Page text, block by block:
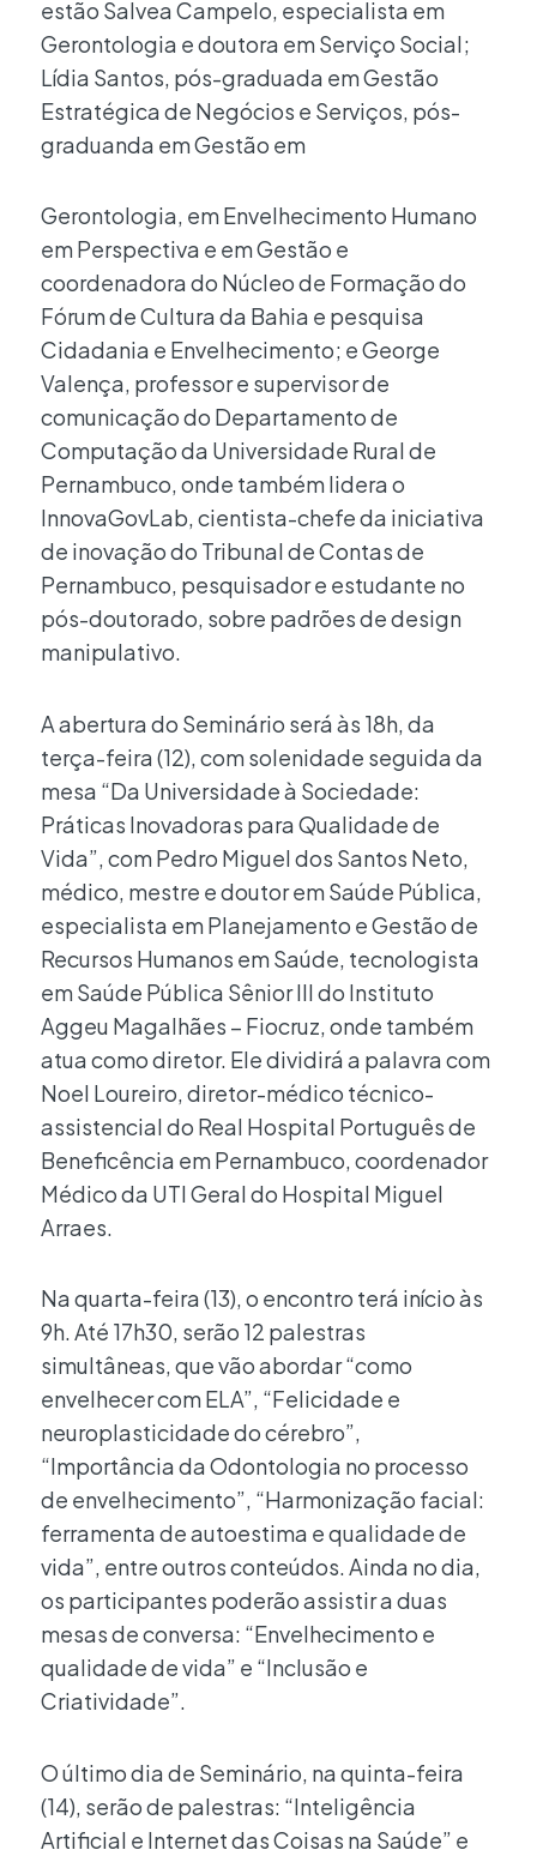
estão Salvea Campelo, especialista em
Gerontologia e doutora em Serviço Social;
Lídia Santos, pós-graduada em Gestão
Estratégica de Negócios e Serviços, pós-
graduanda em Gestão em
Gerontologia, em Envelhecimento Humano
em Perspectiva e em Gestão e
coordenadora do Núcleo de Formação do
Fórum de Cultura da Bahia e pesquisa
Cidadania e Envelhecimento; e George
Valença, professor e supervisor de
comunicação do Departamento de
Computação da Universidade Rural de
Pernambuco, onde também lidera o
InnovaGovLab, cientista-chefe da iniciativa
de inovação do Tribunal de Contas de
Pernambuco, pesquisador e estudante no
pós-doutorado, sobre padrões de design
manipulativo.
A abertura do Seminário será às 18h, da
terça-feira (12), com solenidade seguida da
mesa “Da Universidade à Sociedade:
Práticas Inovadoras para Qualidade de
Vida”, com Pedro Miguel dos Santos Neto,
médico, mestre e doutor em Saúde Pública,
especialista em Planejamento e Gestão de
Recursos Humanos em Saúde, tecnologista
em Saúde Pública Sênior III do Instituto
Aggeu Magalhães – Fiocruz, onde também
atua como diretor. Ele dividirá a palavra com
Noel Loureiro, diretor-médico técnico-
assistencial do Real Hospital Português de
Beneficência em Pernambuco, coordenador
Médico da UTI Geral do Hospital Miguel
Arraes.
Na quarta-feira (13), o encontro terá início às
9h. Até 17h30, serão 12 palestras
simultâneas, que vão abordar “como
envelhecer com ELA”, “Felicidade e
neuroplasticidade do cérebro”,
“Importância da Odontologia no processo
de envelhecimento”, “Harmonização facial:
ferramenta de autoestima e qualidade de
vida”, entre outros conteúdos. Ainda no dia,
os participantes poderão assistir a duas
mesas de conversa: “Envelhecimento e
qualidade de vida” e “Inclusão e
Criatividade”.
O último dia de Seminário, na quinta-feira
(14), serão de palestras: “Inteligência
Artificial e Internet das Coisas na Saúde” e